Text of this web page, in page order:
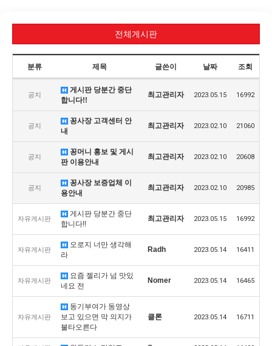
전체게시판
분류 제목 글쓴이 날짜 조회
공지
게시판 당분간 중단
합니다!!
최고관리자 2023.05.15 16992
공지
꽁사장 고객센터 안
내
최고관리자 2023.02.10 21060
공지
꽁머니 홍보 및 게시
판 이용안내
최고관리자 2023.02.10 20608
공지
꽁사장 보증업체 이
용안내
최고관리자 2023.02.10 20985
자유게시판
게시판 당분간 중단
합니다!!
최고관리자 2023.05.15 16992
자유게시판
오로지 너만 생각해
라
Radh 2023.05.14 16411
자유게시판
요즘 젤리가 넘 맛있
네요 전
Nomer 2023.05.14 16465
자유게시판
동기부여가 동영상
보고 있으면 막 의지가
불타오른다
클론 2023.05.14 16711